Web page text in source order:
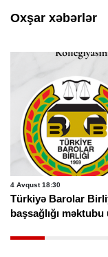
Oxşar xəbərlər
4 Avqust 18:30
Türkiyə Barolar
başsağlığı məktubu